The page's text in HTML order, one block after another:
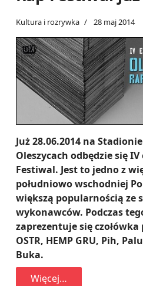
Kultura i rozrywka 28 maj 2014
Już 28.06.2014 na
Oleszycach odbędzie się
Festiwal. Jest to jedno z
południowo wschodniej
większą popularnością ze
wykonawców. Podczas
zaprezentuje się
OSTR, HEMP GRU, Pih,
Buka.
Więcej…